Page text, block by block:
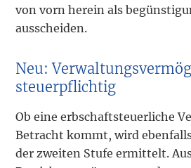
von vorn herein als
ausscheiden.
Neu:
steuerpflichtig
Ob eine erbschaftsteuerliche
Betracht kommt, wird
der zweiten Stufe ermittelt.